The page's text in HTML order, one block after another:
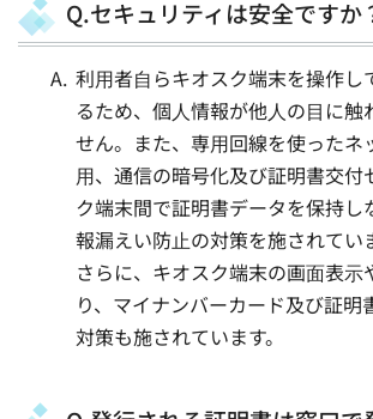
Q.セキュリティは安全ですか
利⽤者⾃らキオスク端末を操作し
るため、個⼈情報が他⼈の⽬に触
せん。また、専⽤回線を使ったネ
⽤、通信の暗号化及び証明書交付
ク端末間で証明書データを保持し
報漏えい防⽌の対策を施されてい
さらに、キオスク端末の画⾯表⽰
り、マイナンバーカード及び証明
対策も施されています。